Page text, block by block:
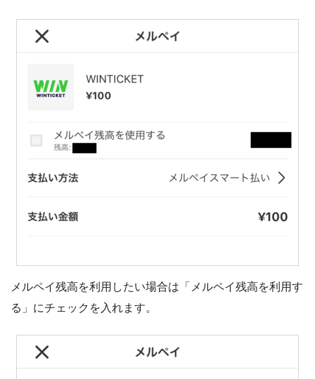
メルペイ残高を利用したい場合は「メルペイ残高を利用す
る」にチェックを入れます。